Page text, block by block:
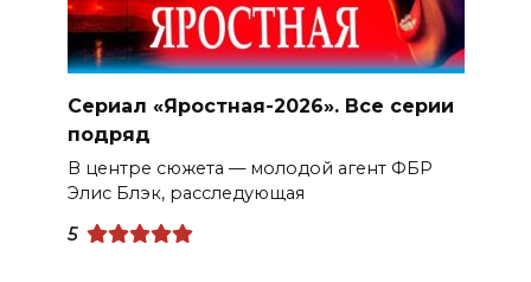
Сериал «Яростная-2026». Все серии
подряд
В центре сюжета — молодой агент ФБР
Элис Блэк, расследующая
5